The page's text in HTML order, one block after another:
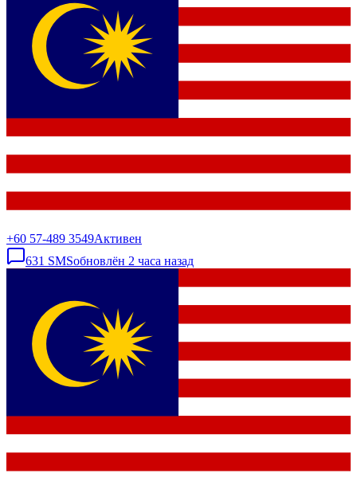
+60 57-489 3549Активен
631 SMSобновлён 2 часа назад